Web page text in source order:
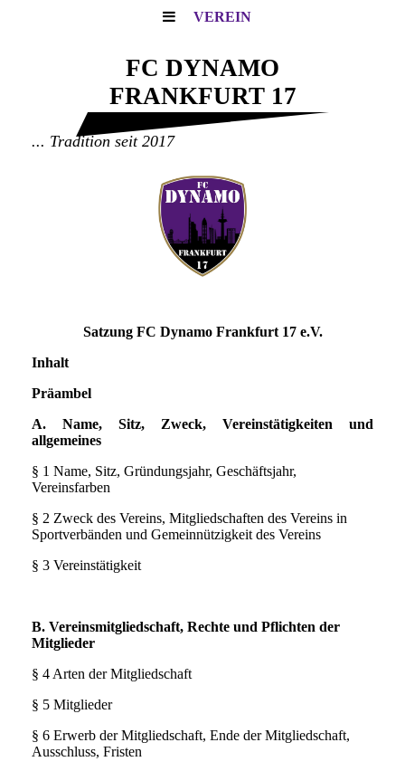
VEREIN
FC DYNAMO
FRANKFURT 17
... Tradition seit 2017
Satzung FC Dynamo Frankfurt 17 e.V.
Inhalt
Präambel
A. Name, Sitz, Zweck, Vereinstätigkeiten und
allgemeines
§ 1 Name, Sitz, Gründungsjahr, Geschäftsjahr,
Vereinsfarben
§ 2 Zweck des Vereins, Mitgliedschaften des Vereins in
Sportverbänden und Gemeinnützigkeit des Vereins
§ 3 Vereinstätigkeit
B. Vereinsmitgliedschaft, Rechte und Pflichten der
Mitglieder
§ 4 Arten der Mitgliedschaft
§ 5 Mitglieder
§ 6 Erwerb der Mitgliedschaft, Ende der Mitgliedschaft,
Ausschluss, Fristen